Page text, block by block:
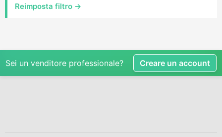
Reimposta filtro →
Sei un venditore professionale? Creare un account